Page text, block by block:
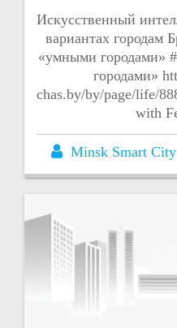
Искусственный
вариантах городам
«умными городами»
городами»
chas.by/by/page/life/
with
Minsk Smart City